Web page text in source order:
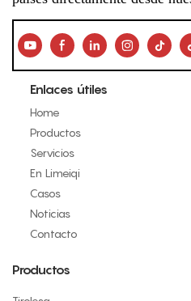
Enlaces útiles
Home
Productos
Servicios
En Limeiqi
Casos
Noticias
Contacto
Productos